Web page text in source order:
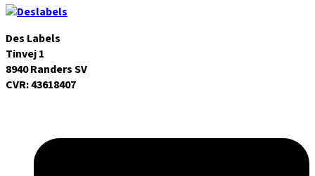
Des Labels
Tinvej 1
8940 Randers SV
CVR: 43618407